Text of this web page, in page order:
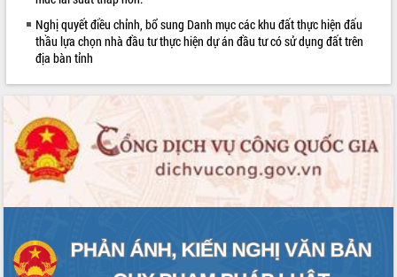
Diễn đàn Kinh tế tư nhân Việt Nam đột
phá cơ chế - Hợp tác công tư
Đề án 06 tạo bước ngoặt đột phá trong
Kết nối tour, đẩy mạnh chuyển đổi số
để phát triển du lịch Đắk Lắk
Khởi động Dự án Đầu tư xây dựng hạ
tầng kỹ thuật Cụm công nghiệp Tân
Tiến
Gặp mặt các cơ quan báo chí nhân Kỷ
niệm 101 năm Ngày Báo chí Cách
Đắk Lắk sơ kết 4 năm triển khai thực
hiện Đề án 06 của Chính phủ
Nghị quyết điều chỉnh, bổ sung Danh mục các khu đất thực hiện đấu
thầu lựa chọn nhà đầu tư thực hiện dự án đầu tư có sử dụng đất trên
địa bàn tỉnh